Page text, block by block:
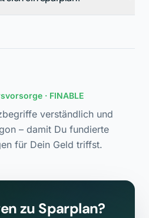
· FINABLE
verständlich und
– damit Du fundierte
für Dein Geld triffst.
zu Sparplan?